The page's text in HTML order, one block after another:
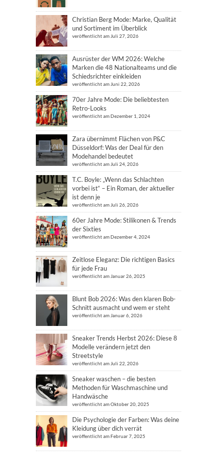
Christian Berg Mode: Marke, Qualität
und Sortiment im Überblick
veröffentlicht am Juli 27, 2026
Ausrüster der WM 2026: Welche
Marken die 48 Nationalteams und die
Schiedsrichter einkleiden
veröffentlicht am Juni 22, 2026
70er Jahre Mode: Die beliebtesten
Retro-Looks
veröffentlicht am Dezember 1, 2024
Zara übernimmt Flächen von P&C
Düsseldorf: Was der Deal für den
Modehandel bedeutet
veröffentlicht am Juli 24, 2026
T.C. Boyle: „Wenn das Schlachten
vorbei ist“ – Ein Roman, der aktueller
ist denn je
veröffentlicht am Juli 26, 2026
60er Jahre Mode: Stilikonen & Trends
der Sixties
veröffentlicht am Dezember 4, 2024
Zeitlose Eleganz: Die richtigen Basics
für jede Frau
veröffentlicht am Januar 26, 2025
Blunt Bob 2026: Was den klaren Bob-
Schnitt ausmacht und wem er steht
veröffentlicht am Januar 6, 2026
Sneaker Trends Herbst 2026: Diese 8
Modelle verändern jetzt den
Streetstyle
veröffentlicht am Juli 22, 2026
Sneaker waschen – die besten
Methoden für Waschmaschine und
Handwäsche
veröffentlicht am Oktober 20, 2025
Die Psychologie der Farben: Was deine
Kleidung über dich verrät
veröffentlicht am Februar 7, 2025